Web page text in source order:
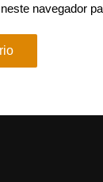
navegador